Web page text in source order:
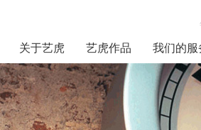
关于艺虎 艺虎作品 我们的服